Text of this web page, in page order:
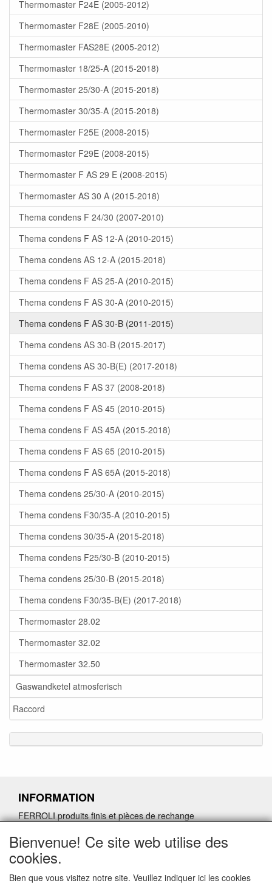
Thermomaster F24E (2005-2012)
Thermomaster F28E (2005-2010)
Thermomaster FAS28E (2005-2012)
Thermomaster 18/25-A (2015-2018)
Thermomaster 25/30-A (2015-2018)
Thermomaster 30/35-A (2015-2018)
Thermomaster F25E (2008-2015)
Thermomaster F29E (2008-2015)
Thermomaster F AS 29 E (2008-2015)
Thermomaster AS 30 A (2015-2018)
Thema condens F 24/30 (2007-2010)
Thema condens F AS 12-A (2010-2015)
Thema condens AS 12-A (2015-2018)
Thema condens F AS 25-A (2010-2015)
Thema condens F AS 30-A (2010-2015)
Thema condens F AS 30-B (2011-2015)
Thema condens AS 30-B (2015-2017)
Thema condens AS 30-B(E) (2017-2018)
Thema condens F AS 37 (2008-2018)
Thema condens F AS 45 (2010-2015)
Thema condens F AS 45A (2015-2018)
Thema condens F AS 65 (2010-2015)
Thema condens F AS 65A (2015-2018)
Thema condens 25/30-A (2010-2015)
Thema condens F30/35-A (2010-2015)
Thema condens 30/35-A (2015-2018)
Thema condens F25/30-B (2010-2015)
Thema condens 25/30-B (2015-2018)
Thema condens F30/35-B(E) (2017-2018)
Thermomaster 28.02
Thermomaster 32.02
Thermomaster 32.50
Gaswandketel atmosferisch
Raccord
INFORMATION
FERROLI produits finis et pièces de rechange
Demander un lien d'annulation
Bienvenue! Ce site web utilise des
cookies.
Bien que vous visitez notre site. Veuillez indiquer ici les cookies